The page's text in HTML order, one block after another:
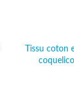
Tissu coton